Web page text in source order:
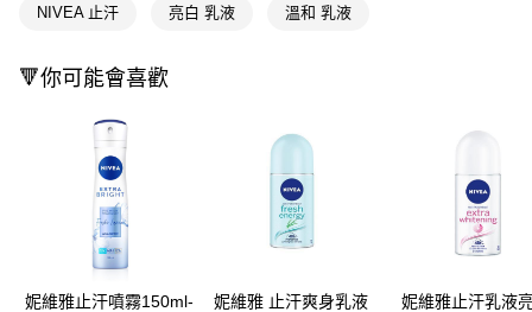
１．透過由恩沛科技股份有限公司提供之「AFTEE先享後付」服務完成之交
２．關於個人資料處理事宜，請瀏覽以下網址：
３．未成年的使用者請事先徵得法定代理人或監護人之同意方可使用
「AFTEE先享後付」，若未經同意申辦者引起之損失，本公司不負相關責
４．使用「AFTEE先享後付」時，將依據個別帳號之用戶狀況，依本公司即
時審查核予不同之上限額度；若仍有額度不足之情形，本公司將視審查結果
請求用戶進行身份認證。
５．嚴禁一人註冊多個帳號或使用他人資訊註冊。若發現惡意使用之情形，
恩沛科技股份有限公司將有權停止該用戶之使用額度並採取法律行動。
每筆NT$65，滿NT$490(含以上)免運費
每筆NT$65，滿NT$490(含以上)免運費
宅配(本島)
每筆NT$100，滿NT$790(含以上)免運費
付款後寶雅門市自取(由倉庫統一出貨)
每筆NT$80，滿NT$290(含以上)免運費
NIVEA 止汗 亮白 乳液 溫和 乳液
🔻你可能會喜歡
妮維雅止汗噴霧150ml-
妮維雅 止汗爽身乳液
妮維雅止汗乳液